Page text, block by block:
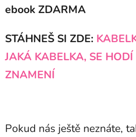
ebook ZDARMA
STÁHNEŠ SI ZDE:
JAKÁ KABELKA, SE
ZNAMENÍ
Pokud nás ještě neznáte,